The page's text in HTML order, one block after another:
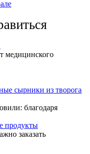
медицинского
сырники из творога
благодаря
продукты
заказать